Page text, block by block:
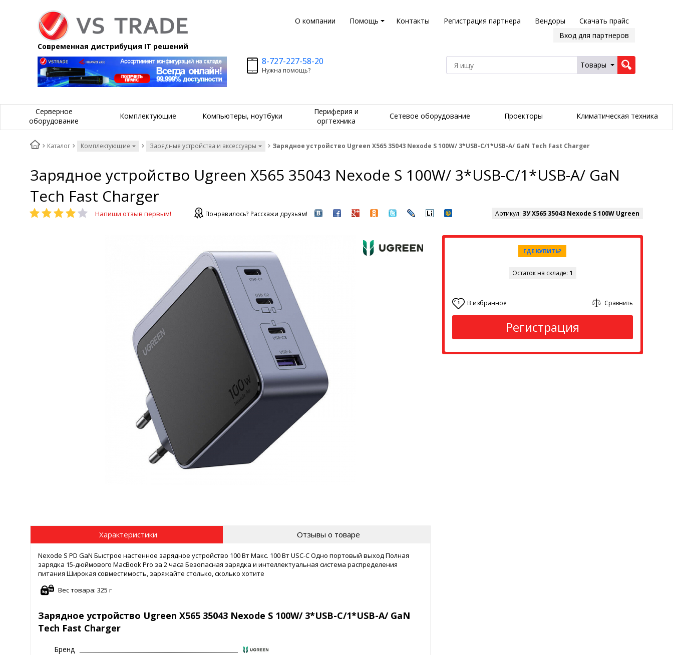
О компании Помощь Контакты Регистрация партнера Вендоры
Скачать прайс
Вход для партнеров
Современная дистрибуция IT решений
8-727-227-58-20
Нужна помощь?
Товары
Серверное
оборудование
Комплектующие Компьютеры, ноутбуки
Периферия и
оргтехника
Сетевое оборудование Проекторы Климатическая техника
Каталог Комплектующие Зарядные устройства и аксессуары Зарядное устройство Ugreen X565 35043 Nexode S 100W/ 3*USB-C/1*USB-A/ GaN Tech Fast Charger
Зарядное устройство Ugreen X565 35043 Nexode S 100W/ 3*USB-C/1*USB-A/ GaN
Tech Fast Charger
Напиши отзыв первым! Понравилось? Расскажи друзьям! Артикул: ЗУ X565 35043 Nexode S 100W Ugreen
ГДЕ КУПИТЬ?
Остаток на складе: 1
1 В избранное Сравнить
Регистрация
Характеристики Отзывы о товаре
Nexode S PD GaN Быстрое настенное зарядное устройство 100 Вт Макс. 100 Вт USC-C Одно портовый выход Полная
зарядка 15-дюймового MacBook Pro за 2 часа Безопасная зарядка и интеллектуальная система распределения
питания Широкая совместимость, заряжайте столько, сколько хотите
Вес товара: 325 г
Зарядное устройство Ugreen X565 35043 Nexode S 100W/ 3*USB-C/1*USB-A/ GaN
Tech Fast Charger
Бренд